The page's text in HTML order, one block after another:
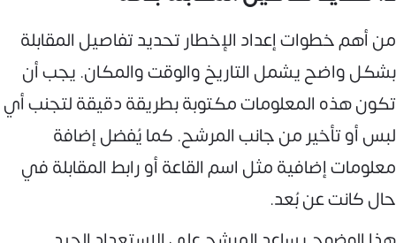
من أهم خطوات إعداد الإخطار تحديد تفاصيل المقابلة
بشكل واضح يشمل التاريخ والوقت والمكان. يجب أن
تكون هذه المعلومات مكتوبة بطريقة دقيقة لتجنب أي
لبس أو تأخير من جانب المرشح. كما يُفضل إضافة
معلومات إضافية مثل اسم القاعة أو رابط المقابلة في
حال كانت عن بُعد.